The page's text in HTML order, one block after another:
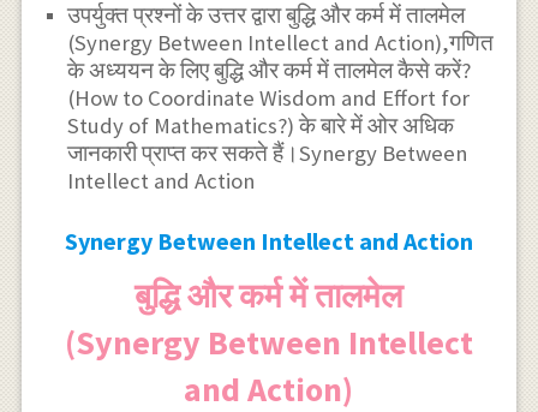
उपर्युक्त प्रश्नों के उत्तर द्वारा बुद्धि और कर्म में तालमेल
(Synergy Between Intellect and Action),गणित
के अध्ययन के लिए बुद्धि और कर्म में तालमेल कैसे करें?
(How to Coordinate Wisdom and Effort for
Study of Mathematics?) के बारे में ओर अधिक
जानकारी प्राप्त कर सकते हैं।Synergy Between
Intellect and Action
Synergy Between Intellect and Action
बुद्धि और कर्म में तालमेल
(Synergy Between Intellect
and Action)